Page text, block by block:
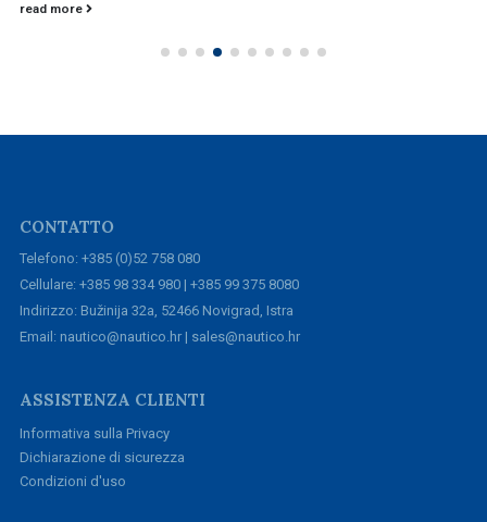
read more
CONTATTO
Telefono: +385 (0)52 758 080
Cellulare: +385 98 334 980 | +385 99 375 8080
Indirizzo: Bužinija 32a, 52466 Novigrad, Istra
Email: nautico@nautico.hr | sales@nautico.hr
ASSISTENZA CLIENTI
Informativa sulla Privacy
Dichiarazione di sicurezza
Condizioni d'uso